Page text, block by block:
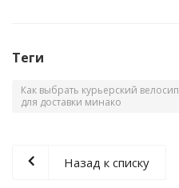
Теги
Как выбрать курьерский
для доставки минако
Назад к списку